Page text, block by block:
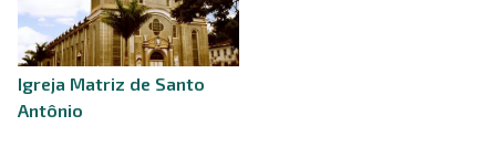
Igreja Matriz de Santo
Antônio